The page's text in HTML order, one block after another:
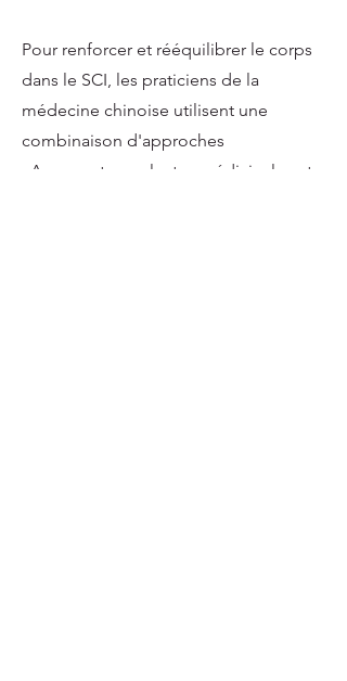
Pour renforcer et rééquilibrer le corps
dans le SCI, les praticiens de la
médecine chinoise utilisent une
combinaison d'approches
Acupuncture, plantes médicinales et